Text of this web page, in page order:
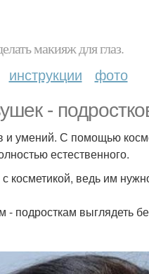
макияж для глаз.
инструкции фото
-
умений. С помощью
естественного.
ведь им
- подросткам выглядеть